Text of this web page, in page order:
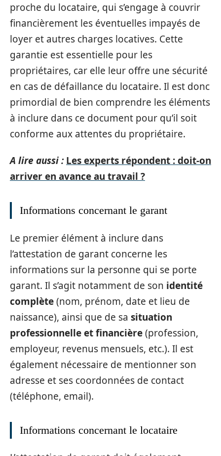
proche du locataire, qui s’engage à couvrir
financièrement les éventuelles impayés de
loyer et autres charges locatives. Cette
garantie est essentielle pour les
propriétaires, car elle leur offre une sécurité
en cas de défaillance du locataire. Il est donc
primordial de bien comprendre les éléments
à inclure dans ce document pour qu’il soit
conforme aux attentes du propriétaire.
A lire aussi : Les experts répondent : doit-on
arriver en avance au travail ?
Informations concernant le garant
Le premier élément à inclure dans
l’attestation de garant concerne les
informations sur la personne qui se porte
garant. Il s’agit notamment de son identité
complète(nom, prénom, date et lieu de
naissance), ainsi que de sa situation
professionnelle et financière(profession,
employeur, revenus mensuels, etc.). Il est
également nécessaire de mentionner son
adresse et ses coordonnées de contact
(téléphone, email).
Informations concernant le locataire